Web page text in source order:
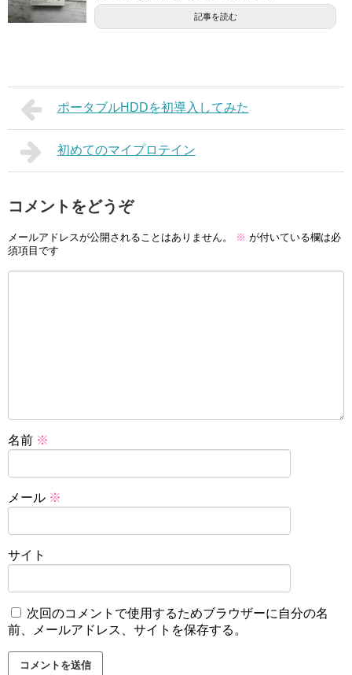
記事を読む
ポータブルHDDを初導入してみた
初めてのマイプロテイン
コメントをどうぞ
メールアドレスが公開されることはありません。 ※ が付いている欄は必
須項目です
名前 ※
メール ※
サイト
次回のコメントで使用するためブラウザーに自分の名
前、メールアドレス、サイトを保存する。